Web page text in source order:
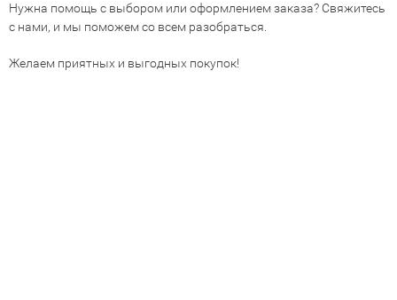
Нужна помощь с выбором или оформлением заказа? Свяжитесь
с нами, и мы поможем со всем разобраться.
Желаем приятных и выгодных покупок!